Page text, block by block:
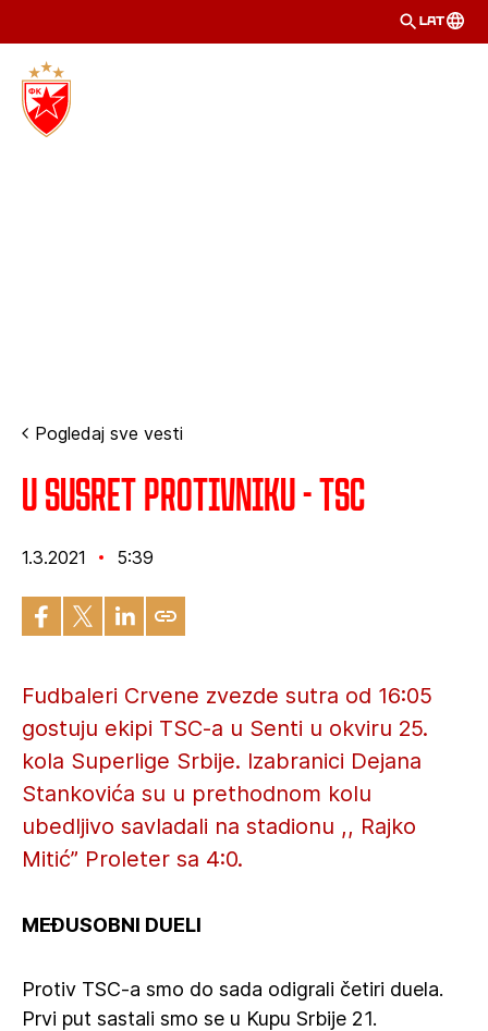
LAT
Pogledaj sve vesti
U susret protivniku - TSC
1.3.2021 5:39
Fudbaleri Crvene zvezde sutra od 16:05
gostuju ekipi TSC-a u Senti u okviru 25.
kola Superlige Srbije. Izabranici Dejana
Stankovića su u prethodnom kolu
ubedljivo savladali na stadionu ,, Rajko
Mitić” Proleter sa 4:0.
MEĐUSOBNI DUELI
Protiv TSC-a smo do sada odigrali četiri duela.
Prvi put sastali smo se u Kupu Srbije 21.